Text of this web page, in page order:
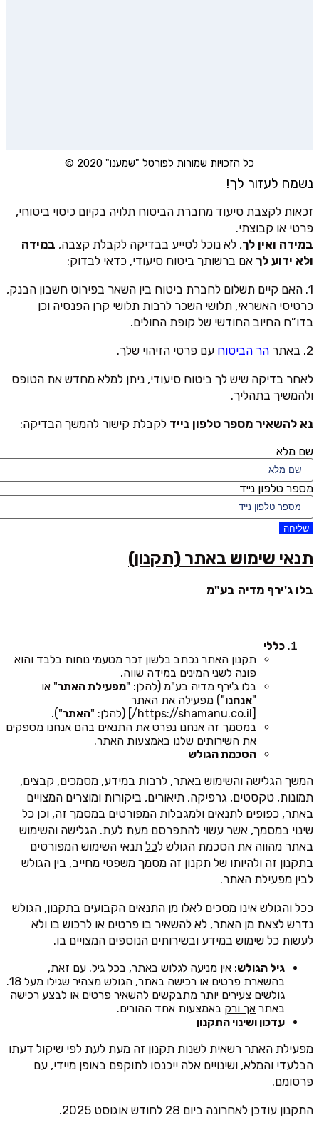
כל הזכויות שמורות לפורטל "שמענו" 2020 ©
נשמח לעזור לך!
זכאות לקצבת סיעוד מחברת הביטוח תלויה בקיום כיסוי ביטוחי,
פרטי או קבוצתי.
במידה ואין לך, לא נוכל לסייע בבדיקה לקבלת קצבה, במידה
ולא ידוע לך אם ברשותך ביטוח סיעודי, כדאי לבדוק:
1. האם קיים תשלום לחברת ביטוח בין השאר בפירוט חשבון הבנק,
כרטיסי האשראי, תלושי השכר לרבות תלושי קרן הפנסיה וכן
בדו”ח החיוב החודשי של קופת החולים.
2. באתר
הר הביטוח עם פרטי הזיהוי שלך.
לאחר בדיקה שיש לך ביטוח סיעודי, ניתן למלא מחדש את הטופס
ולהמשיך בתהליך.
נא להשאיר מספר טלפון נייד לקבלת קישור להמשך הבדיקה:
שם מלא
מספר טלפון נייד
שליחה
תנאי שימוש באתר (תקנון)
בלו ג'ירף מדיה בע"מ
כללי
תקנון האתר נכתב בלשון זכר מטעמי נוחות בלבד והוא
פונה לשני המינים במידה שווה.
בלו ג'ירף מדיה בע"מ (להלן: "מפעילת האתר" או
"אנחנו") מפעילה את האתר
האתר").
במסמך זה אנחנו נפרט את התנאים בהם אנחנו מספקים
את השירותים שלנו באמצעות האתר.
הסכמת הגולש
המשך הגלישה והשימוש באתר, לרבות במידע, מסמכים, קבצים,
תמונות, טקסטים, גרפיקה, תיאורים, ביקורות ומוצרים המצויים
באתר, כפופים לתנאים ולמגבלות המפורטים במסמך זה, וכן כל
שינוי במסמך, אשר עשוי להתפרסם מעת לעת. הגלישה והשימוש
באתר מהווה את הסכמת הגולש לכל תנאי השימוש המפורטים
בתקנון זה ולהיותו של תקנון זה מסמך משפטי מחייב, בין הגולש
לבין מפעילת האתר.
ככל והגולש אינו מסכים לאלו מן התנאים הקבועים בתקנון, הגולש
נדרש לצאת מן האתר, לא להשאיר בו פרטים או לרכוש בו ולא
לעשות כל שימוש במידע ובשירותים הנוספים המצויים בו.
גיל הגולש: אין מניעה לגלוש באתר, בכל גיל. עם זאת,
בהשארת פרטים או רכישה באתר, הגולש מצהיר שגילו מעל 18.
גולשים צעירים יותר מתבקשים להשאיר פרטים או לבצע רכישה
באתר אך ורק באמצעות אחד ההורים.
עדכון ושינוי התקנון
מפעילת האתר רשאית לשנות תקנון זה מעת לעת לפי שיקול דעתו
הבלעדי והמלא, ושינויים אלה ייכנסו לתוקפם באופן מיידי, עם
פרסומם.
התקנון עודכן לאחרונה ביום 28 לחודש אוגוסט 2025.